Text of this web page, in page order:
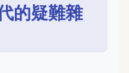
的疑難雜